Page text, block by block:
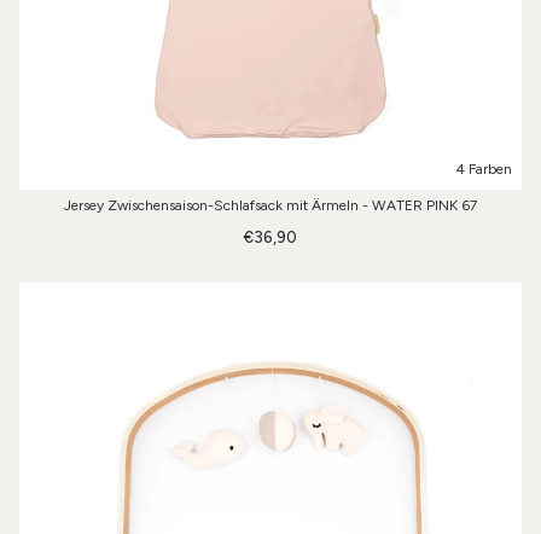
4 Farben
Jersey Zwischensaison-Schlafsack mit Ärmeln - WATER PINK 67
€36,90